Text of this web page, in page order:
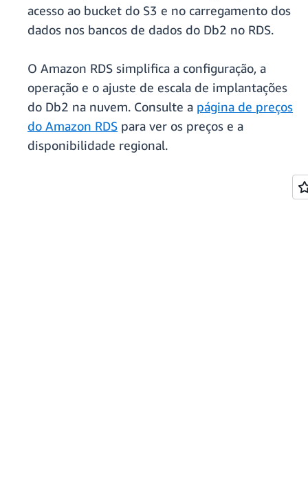
acesso ao bucket do S3 e no carregamento dos
dados nos bancos de dados do Db2 no RDS.
O Amazon RDS simplifica a configuração, a
operação e o ajuste de escala de implantações
do Db2 na nuvem. Consulte a página de preços
do Amazon RDS para ver os preços e a
disponibilidade regional.